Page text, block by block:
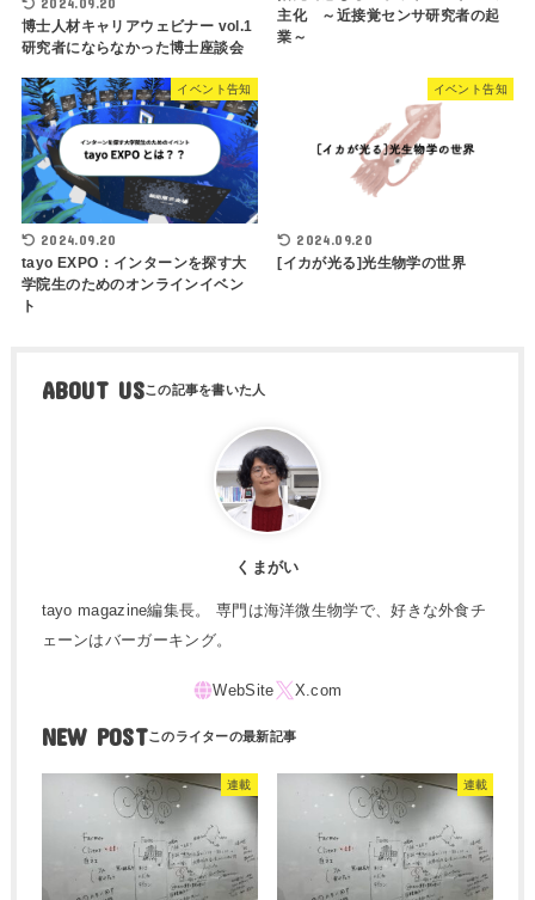
博士人材キャリアウェビナー vol.1
研究者にならなかった博士座談会
主化 ～近接覚センサ研究者の起
業～
イベント告知
2024.09.20
tayo EXPO：インターンを探す大
学院生のためのオンラインイベン
ト
イベント告知
2024.09.20
[イカが光る]光生物学の世界
ABOUT US
くまがい
tayo magazine編集長。 専門は海洋微生物学で、好きな外食チ
ェーンはバーガーキング。
NEW POST
連載 連載